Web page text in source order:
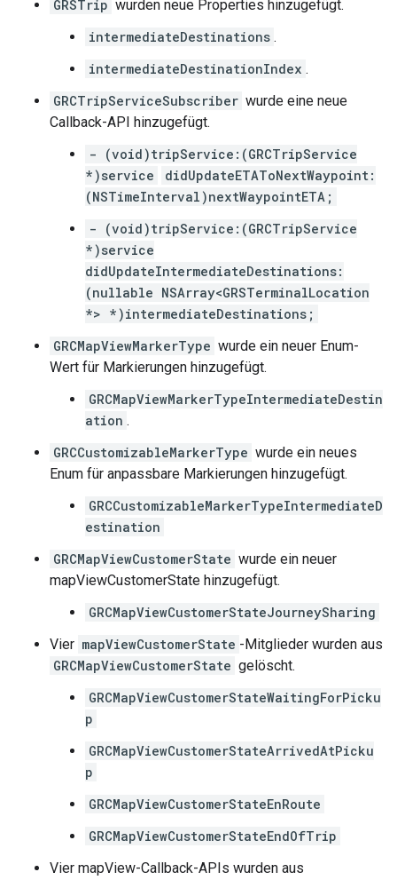
GRSTrip wurden neue Properties hinzugefügt.
intermediateDestinations .
intermediateDestinationIndex .
GRCTripServiceSubscriber wurde eine neue
Callback-API hinzugefügt.
- (void)tripService:(GRCTripService
*)service
didUpdateETAToNextWaypoint:
(NSTimeInterval)nextWaypointETA;
- (void)tripService:(GRCTripService
*)service
didUpdateIntermediateDestinations:
(nullable NSArray<GRSTerminalLocation
*> *)intermediateDestinations;
GRCMapViewMarkerType wurde ein neuer Enum-
Wert für Markierungen hinzugefügt.
GRCMapViewMarkerTypeIntermediateDestin
ation .
GRCCustomizableMarkerType wurde ein neues
Enum für anpassbare Markierungen hinzugefügt.
GRCCustomizableMarkerTypeIntermediateD
estination
GRCMapViewCustomerState wurde ein neuer
mapViewCustomerState hinzugefügt.
GRCMapViewCustomerStateJourneySharing
Vier mapViewCustomerState -Mitglieder wurden aus
GRCMapViewCustomerState gelöscht.
GRCMapViewCustomerStateWaitingForPicku
p
GRCMapViewCustomerStateArrivedAtPicku
p
GRCMapViewCustomerStateEnRoute
GRCMapViewCustomerStateEndOfTrip
Vier mapView-Callback-APIs wurden aus